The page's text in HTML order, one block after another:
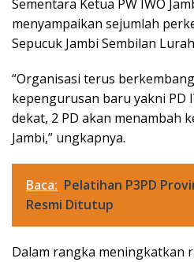
Sementara Ketua PW IWO
menyampaikan sejumlah
Sepucuk Jambi Sembilan
“Organisasi terus
kepengurusan baru yakni PD
dekat, 2 PD akan menambah
Jambi,” ungkapnya.
Baca: Pelatihan P3PD
Resmi Ditutup
Dalam rangka meningkatkan